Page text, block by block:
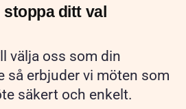
stoppa ditt val
välja oss som din
så erbjuder vi möten som
säkert och enkelt.